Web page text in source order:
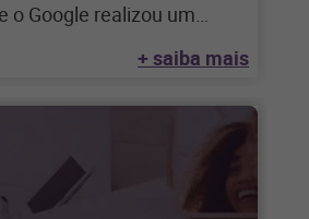
o Google realizou um
+ saiba mais